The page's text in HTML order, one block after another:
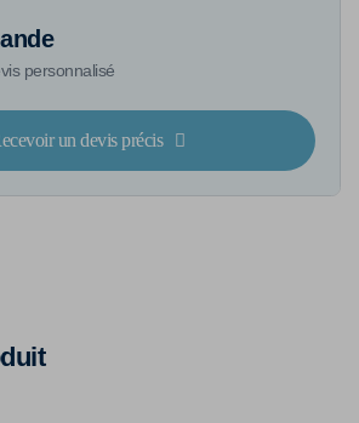
personnalisé
un devis précis